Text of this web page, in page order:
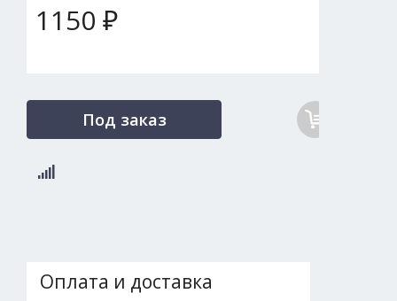
1150 ₽
Под заказ
Оплата и доставка